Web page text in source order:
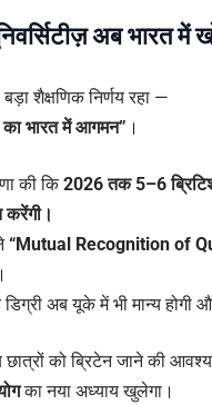
अब भारत में
शैक्षणिक निर्णय रहा —
का भारत में आगमन” ।
की कि2026 तक 5–6
करेंगी।
“Mutual Recognition of
अब यूके में भी मान्य होगी
को ब्रिटेन जाने की
का नया अध्याय खुलेगा।